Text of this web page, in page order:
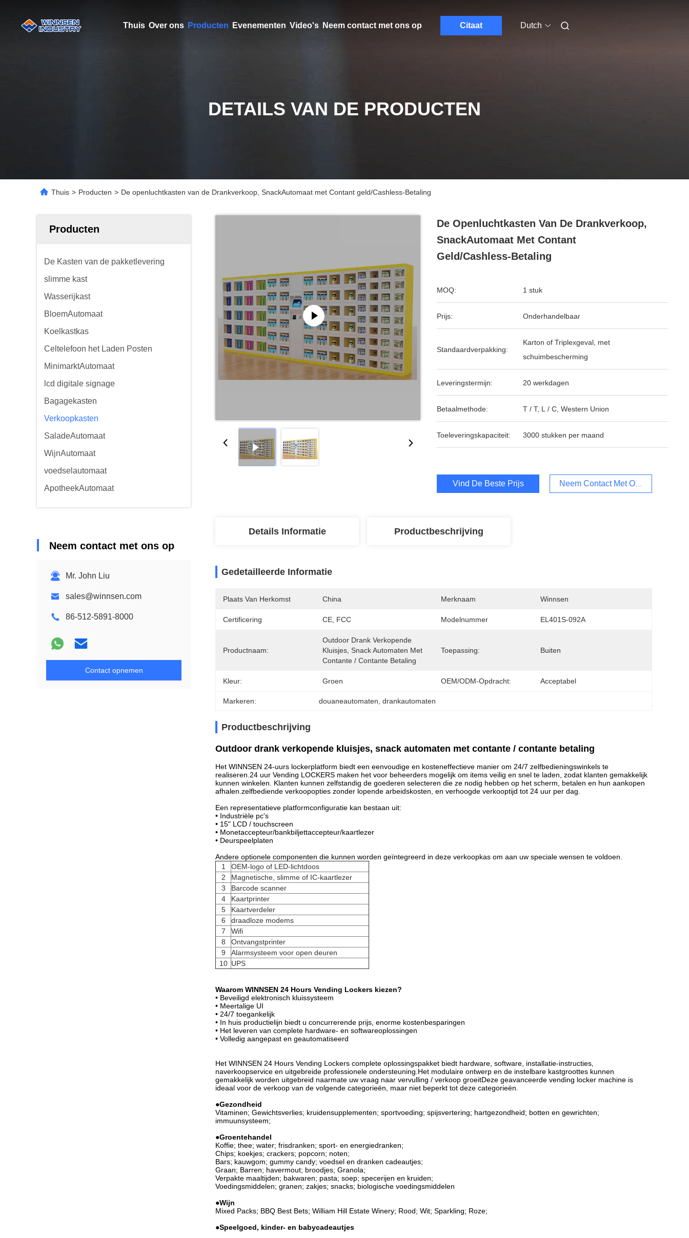
Thuis Over ons Producten Evenementen Video's Neem contact met ons op Citaat Dutch
DETAILS VAN DE PRODUCTEN
Thuis > Producten > De openluchtkasten van de Drankverkoop, SnackAutomaat met Contant geld/Cashless-Betaling
Producten
De Kasten van de pakketlevering
slimme kast
Wasserijkast
BloemAutomaat
Koelkastkas
Celtelefoon het Laden Posten
MinimarktAutomaat
lcd digitale signage
Bagagekasten
Verkoopkasten
SaladeAutomaat
WijnAutomaat
voedselautomaat
ApotheekAutomaat
Neem contact met ons op
Mr. John Liu
sales@winnsen.com
86-512-5891-8000
Contact opnemen
De Openluchtkasten Van De Drankverkoop,
SnackAutomaat Met Contant
Geld/Cashless-Betaling
MOQ: 1 stuk
Prijs: Onderhandelbaar
Standaardverpakking:
Karton of Triplexgeval, met
schuimbescherming
Leveringstermijn: 20 werkdagen
Betaalmethode: T / T, L / C, Western Union
Toeleveringskapaciteit: 3000 stukken per maand
Vind De Beste Prijs Neem Contact Met Ons Op
Details Informatie Productbeschrijving
Gedetailleerde Informatie
Plaats Van Herkomst China Merknaam Winnsen
Certificering CE, FCC Modelnummer EL401S-092A
Productnaam:
Outdoor Drank Verkopende
Kluisjes, Snack Automaten Met
Contante / Contante Betaling
Toepassing: Buiten
Kleur: Groen OEM/ODM-Opdracht: Acceptabel
Markeren: douaneautomaten , drankautomaten
Productbeschrijving
Outdoor drank verkopende kluisjes, snack automaten met contante / contante betaling
Het WINNSEN 24-uurs lockerplatform biedt een eenvoudige en kosteneffectieve manier om 24/7 zelfbedieningswinkels te
realiseren.24 uur Vending LOCKERS maken het voor beheerders mogelijk om items veilig en snel te laden, zodat klanten gemakkelijk
kunnen winkelen. Klanten kunnen zelfstandig de goederen selecteren die ze nodig hebben op het scherm, betalen en hun aankopen
afhalen.zelfbediende verkoopopties zonder lopende arbeidskosten, en verhoogde verkooptijd tot 24 uur per dag.
Een representatieve platformconfiguratie kan bestaan uit:
• Industriële pc's
• 15" LCD / touchscreen
• Monetaccepteur/bankbiljettaccepteur/kaartlezer
• Deurspeelplaten
Andere optionele componenten die kunnen worden geïntegreerd in deze verkoopkas om aan uw speciale wensen te voldoen.
1
OEM-logo of LED-lichtdoos
2
Magnetische, slimme of IC-kaartlezer
3
Barcode scanner
4
Kaartprinter
5
Kaartverdeler
6
draadloze modems
7
Wifi
8
Ontvangstprinter
9
Alarmsysteem voor open deuren
10 UPS
Waarom WINNSEN 24 Hours Vending Lockers kiezen?
• Beveiligd elektronisch kluissysteem
• Meertalige UI
• 24/7 toegankelijk
• In huis productielijn biedt u concurrerende prijs, enorme kostenbesparingen
• Het leveren van complete hardware- en softwareoplossingen
• Volledig aangepast en geautomatiseerd
Het WINNSEN 24 Hours Vending Lockers complete oplossingspakket biedt hardware, software, installatie-instructies,
naverkoopservice en uitgebreide professionele ondersteuning.Het modulaire ontwerp en de instelbare kastgroottes kunnen
gemakkelijk worden uitgebreid naarmate uw vraag naar vervulling / verkoop groeitDeze geavanceerde vending locker machine is
ideaal voor de verkoop van de volgende categorieën, maar niet beperkt tot deze categorieën.
●Gezondheid
Vitaminen; Gewichtsverlies; kruidensupplementen; sportvoeding; spijsvertering; hartgezondheid; botten en gewrichten;
immuunsysteem;
●Groentehandel
Koffie; thee; water; frisdranken; sport- en energiedranken;
Chips; koekjes; crackers; popcorn; noten;
Bars; kauwgom; gummy candy; voedsel en dranken cadeautjes;
Graan; Barren; havermout; broodjes; Granola;
Verpakte maaltijden; bakwaren; pasta; soep; specerijen en kruiden;
Voedingsmiddelen; granen; zakjes; snacks; biologische voedingsmiddelen
●Wijn
Mixed Packs; BBQ Best Bets; William Hill Estate Winery; Rood; Wit; Sparkling; Roze;
●Speelgoed, kinder- en babycadeautjes